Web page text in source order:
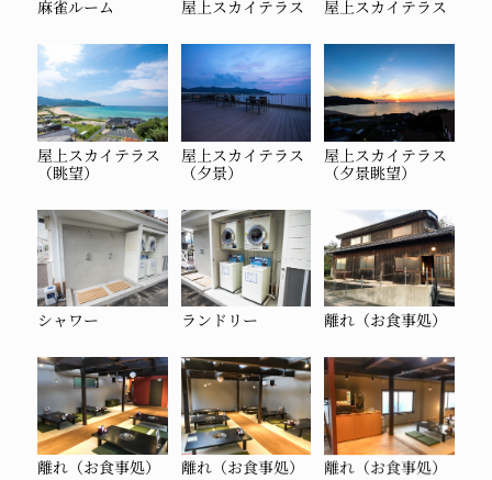
麻雀ルーム 屋上スカイテラス 屋上スカイテラス
屋上スカイテラス
（眺望）
屋上スカイテラス
（夕景）
屋上スカイテラス
（夕景眺望）
シャワー ランドリー 離れ（お食事処）
離れ（お食事処） 離れ（お食事処） 離れ（お食事処）